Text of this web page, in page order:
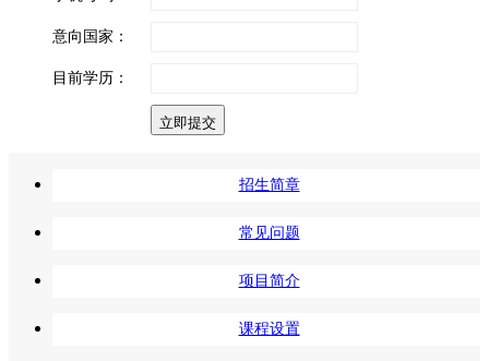
意向国家：
目前学历：
立即提交
招生简章
常见问题
项目简介
课程设置